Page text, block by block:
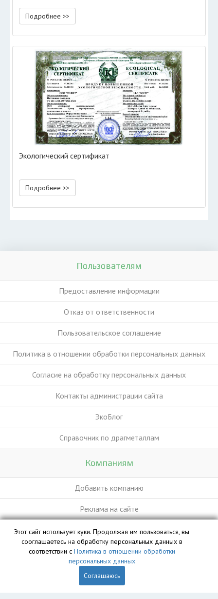
Подробнее >>
Экологический сертификат
Подробнее >>
Пользователям
Предоставление информации
Отказ от ответственности
Пользовательское соглашение
Политика в отношении обработки персональных данных
Согласие на обработку персональных данных
Контакты администрации сайта
ЭкоБлог
Справочник по драгметаллам
Компаниям
Добавить компанию
Реклама на сайте
База данных сайта vyvoz.org является интеллектуальной
собственностью ООО «Профит» и охраняется законом.
Этот сайт использует куки. Продолжая им пользоваться, вы
сооглашаетесь на обработку персональных данных в
соответствии с Политика в отношении обработки
персональных данных
Соглашаюсь